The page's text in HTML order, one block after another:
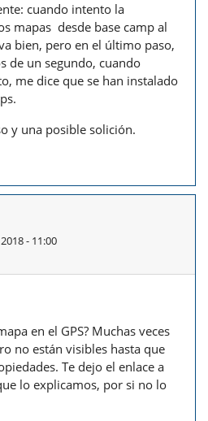
cuando intento la
mapas desde base camp al
bien, pero en el último paso,
de un segundo, cuando
me dice que se han instalado
y una posible solición.
- 11:00
en el GPS? Muchas veces
no están visibles hasta que
Te dejo el enlace a
lo explicamos, por si no lo